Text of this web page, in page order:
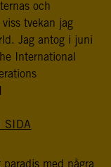
och
tvekan jag
Jag antog i juni
International
SIDA